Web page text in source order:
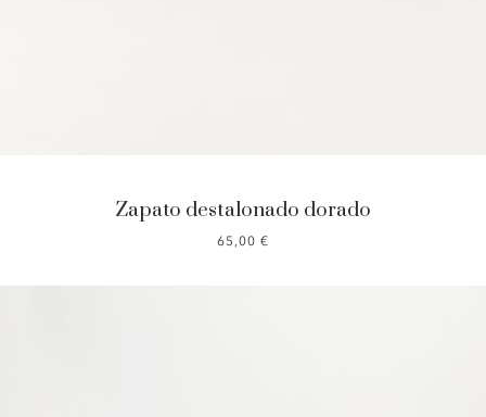
Zapato destalonado dorado
65,00 €